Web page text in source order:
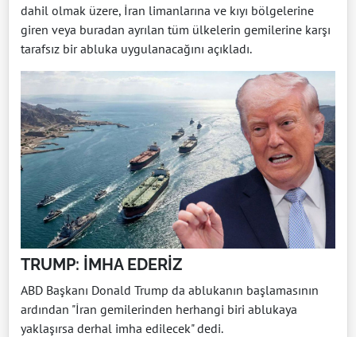
dahil olmak üzere, İran limanlarına ve kıyı bölgelerine
giren veya buradan ayrılan tüm ülkelerin gemilerine karşı
tarafsız bir abluka uygulanacağını açıkladı.
TRUMP: İMHA EDERİZ
ABD Başkanı Donald Trump da ablukanın başlamasının
ardından "İran gemilerinden herhangi biri ablukaya
yaklaşırsa derhal imha edilecek" dedi.